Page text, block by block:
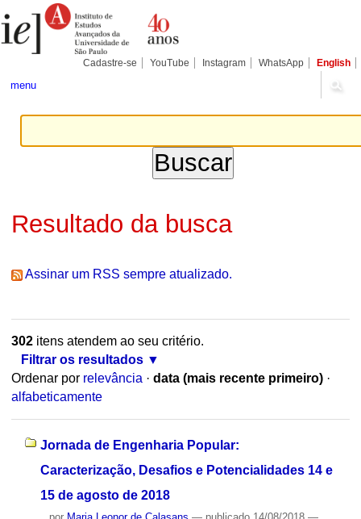
para
conteúdo.
Pessoais
Cadastre-se YouTube Instagram WhatsApp English
menu
Resultado da busca
Assinar um RSS sempre atualizado.
302itens atendem ao seu critério.
Filtrar os resultados
Ordenar por relevância · data (mais recente primeiro) ·
alfabeticamente
Jornada de Engenharia Popular:
Caracterização, Desafios e Potencialidades 14 e
15 de agosto de 2018